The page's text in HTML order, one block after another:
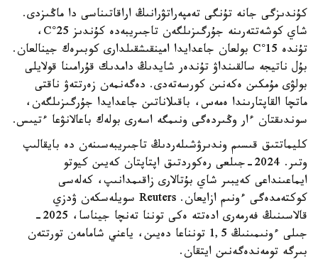
كۇندىزگى جانە تۇنگى تەمپەراتۋرانىڭ اراقاتىناسى دا ماڭىزدى.
شاي كوشەتتەرىنە جۇرگىزىلگەن تاجىريبەدە كۇندىز 25°C،
تۇندە 15°C بولعان جاعدايدا امينقىشقىلدارى كوبىرەك جينالعان.
بۇل ناتيجە سالقىنداۋ تۇندەر شايدىڭ دامدىك قۇرامىنا قولايلى
بولۋى مۇمكىن ەكەنىن كورسەتەدى. دەگەنمەن زەرتتەۋ ناقتى
ماتچا القاپتارىندا ەمەس، باقىلاناتىن جاعدايدا جۇرگىزىلگەن،
سوندىقتان ءار وڭىردەگى ونىمگە اسەرى بولەك باعالانۋعا ءتيىس.
كليماتتىق قىسىم وندىرۋشىلەردىڭ تاجىريبەسىنەن دە بايقالىپ
وتىر. 2024-جىلعى رەكوردتىق اپتاپتان كەيىن كيوتو
ايماعىنداعى كەيبىر شاي بۇتالارى زاقىمدانىپ، كەلەسى
كوكتەمدەگى ءونىم ازايعان. Reuters سويلەسكەن ۋدزي
قالاسىنىڭ فەرمەرى ادەتتە ەكى توننا تەنچا جيناسا، 2025-
جىلى ءونىمىنىڭ 1,5 تونناعا دەيىن، ياعني شامامەن تورتتەن
بىرگە تومەندەگەنىن ايتقان.